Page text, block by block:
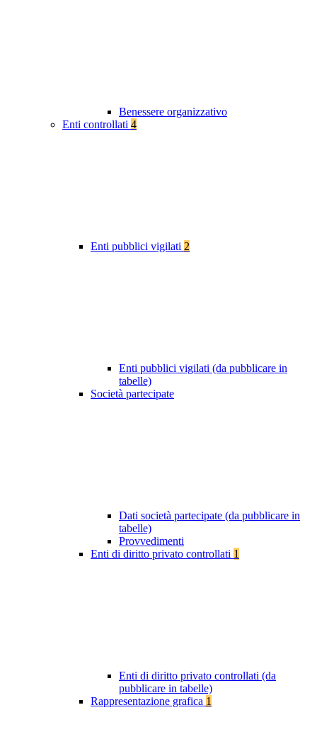
Benessere organizzativo
Enti controllati 4
Enti pubblici vigilati 2
Enti pubblici vigilati (da pubblicare in
tabelle)
Società partecipate
Dati società partecipate (da pubblicare in
tabelle)
Provvedimenti
Enti di diritto privato controllati 1
Enti di diritto privato controllati (da
pubblicare in tabelle)
Rappresentazione grafica 1